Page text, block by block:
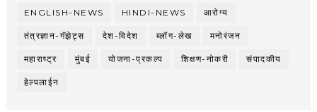
ENGLISH-NEWS HINDI-NEWS आरोग्य
तंत्रज्ञान-गॅझेट्स देश-विदेश ब्लॉग-लेख मनोरंजन
महाराष्ट्र मुंबई योजना-प्रकल्प शिक्षण-नोकरी संपादकीय
हेल्पलाईन